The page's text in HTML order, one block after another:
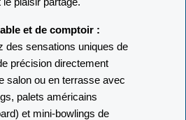
et de comptoir :
des sensations uniques de
précision directement
salon ou en terrasse avec
palets américains
et mini-bowlings de